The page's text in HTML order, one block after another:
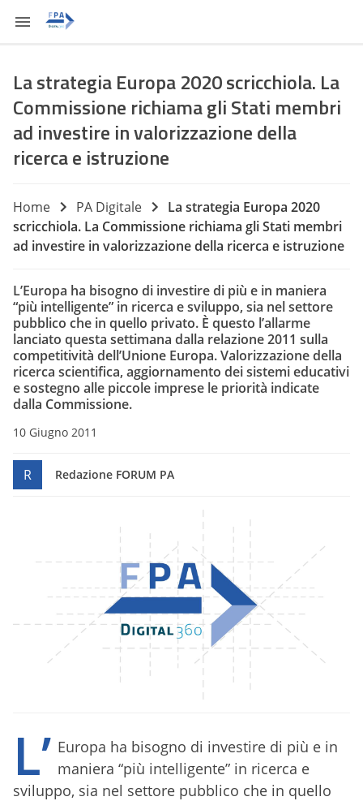
La strategia Europa 2020 scricchiola. La
Commissione richiama gli Stati membri
ad investire in valorizzazione della
ricerca e istruzione
Home PA Digitale
La strategia Europa 2020
scricchiola. La Commissione richiama gli Stati membri
ad investire in valorizzazione della ricerca e istruzione
L’Europa ha bisogno di investire di più e in maniera
“più intelligente” in ricerca e sviluppo, sia nel settore
pubblico che in quello privato. È questo l’allarme
lanciato questa settimana dalla relazione 2011 sulla
competitività dell’Unione Europa. Valorizzazione della
ricerca scientifica, aggiornamento dei sistemi educativi
e sostegno alle piccole imprese le priorità indicate
dalla Commissione.
10 Giugno 2011
R Redazione FORUM PA
L’ Europa ha bisogno di investire di più e in
maniera “più intelligente” in ricerca e
sviluppo, sia nel settore pubblico che in quello